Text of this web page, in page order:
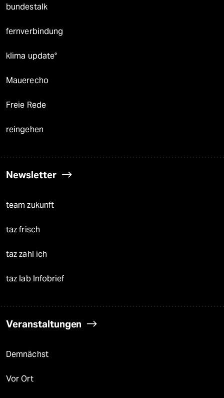
bundestalk
fernverbindung
klima update°
Mauerecho
Freie Rede
reingehen
Newsletter
team zukunft
taz frisch
taz zahl ich
taz lab Infobrief
Veranstaltungen
Demnächst
Vor Ort